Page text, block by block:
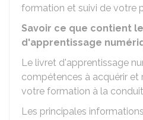
formation et suivi de votre
Savoir ce que contient
d'apprentissage
Le livret d'apprentissage
compétences à acquérir et
votre formation à la
Les principales